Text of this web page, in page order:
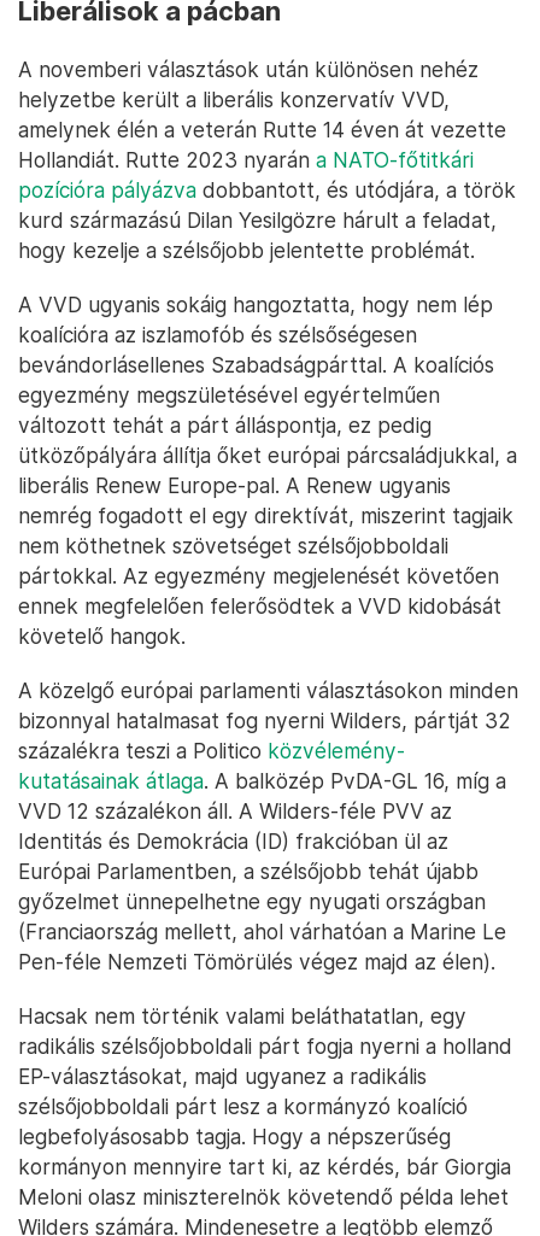
kedvéért pedig hozzátették, hogy mindenfajta EU-
s bővítést rendkívül kritikusan fogadnának.
A Politico szerint az új koalíció azt is felvetette,
hogy meg tudják győzni arról a többi tagállamot,
hogy csökkentsék azt a hozzájárulást, amit
Hollandiának kell fizetnie az EU költségvetésébe.
Tüntető farmerek traktorai Hágában, 2022 szeptemberében – Fotó:
Pierre Crom / Getty Images
Liberálisok a pácban
A novemberi választások után különösen nehéz
helyzetbe került a liberális konzervatív VVD,
amelynek élén a veterán Rutte 14 éven át vezette
Hollandiát. Rutte 2023 nyarána NATO-főtitkári
pozícióra pályázvadobbantott, és utódjára, a török
kurd származású Dilan Yesilgözre hárult a feladat,
hogy kezelje a szélsőjobb jelentette problémát.
A VVD ugyanis sokáig hangoztatta, hogy nem lép
koalícióra az iszlamofób és szélsőségesen
bevándorlásellenes Szabadságpárttal. A koalíciós
egyezmény megszületésével egyértelműen
változott tehát a párt álláspontja, ez pedig
ütközőpályára állítja őket európai párcsaládjukkal, a
liberális Renew Europe-pal. A Renew ugyanis
nemrég fogadott el egy direktívát, miszerint tagjaik
nem köthetnek szövetséget szélsőjobboldali